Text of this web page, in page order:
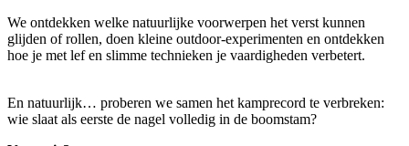
We ontdekken welke natuurlijke voorwerpen het verst kunnen
glijden of rollen, doen kleine outdoor-experimenten en ontdekken
hoe je met lef en slimme technieken je vaardigheden verbetert.
En natuurlijk… proberen we samen het kamprecord te verbreken:
wie slaat als eerste de nagel volledig in de boomstam?